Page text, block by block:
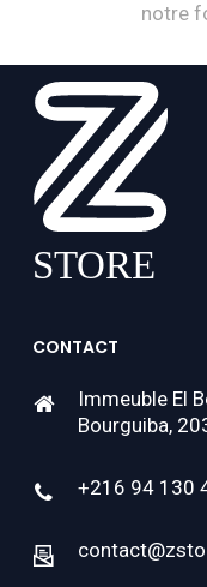
notre
CONTACT
Immeuble El
Bourguiba,
+216 94 130